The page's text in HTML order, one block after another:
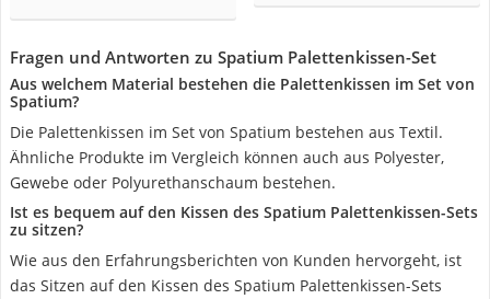
Fragen und Antworten zu Spatium Palettenkissen-Set
Aus welchem Material bestehen die Palettenkissen im Set von
Spatium?
Die Palettenkissen im Set von Spatium bestehen aus Textil.
Ähnliche Produkte im Vergleich können auch aus Polyester,
Gewebe oder Polyurethanschaum bestehen.
Ist es bequem auf den Kissen des Spatium Palettenkissen-Sets
zu sitzen?
Wie aus den Erfahrungsberichten von Kunden hervorgeht, ist
das Sitzen auf den Kissen des Spatium Palettenkissen-Sets